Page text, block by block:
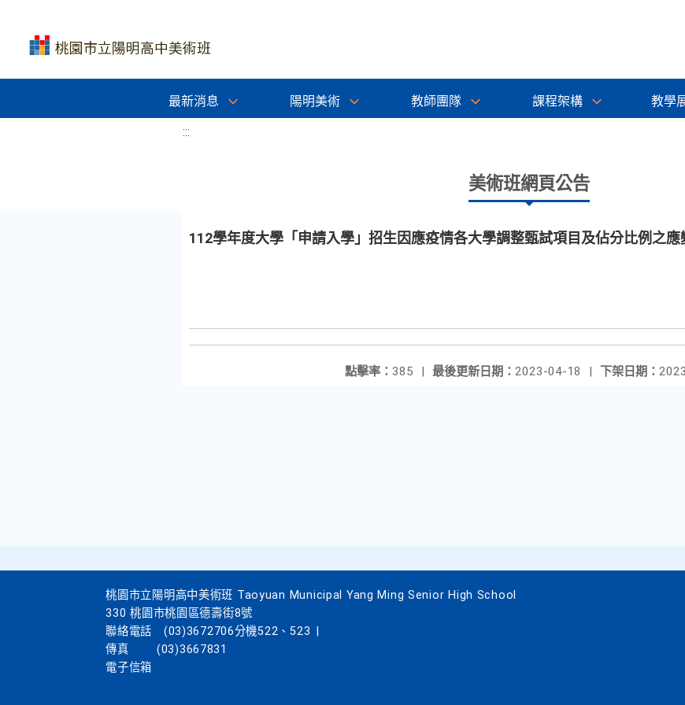
最新消息 陽明美術 教師團隊 課程架構 教學
:::
美術班網頁公告
112學年度大學「申請入學」招生因應疫情各大學調整甄試項目及佔分比例之應
下架日期：
最後更新日期： 2023-04-18 |
點擊率： 385 |
桃園市立陽明高中美術班 Taoyuan Municipal Yang Ming Senior High School
330 桃園市桃園區德壽街8號
聯絡電話
(03)3672706分機522、523
傳真
(03)3667831
電子信箱